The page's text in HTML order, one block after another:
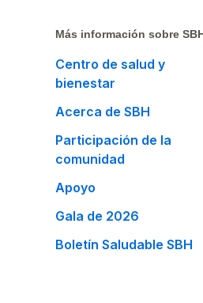
Más información sobre
Centro de salud y
bienestar
Acerca de SBH
Participación de la
comunidad
Apoyo
Gala de 2026
Boletín Saludable SBH